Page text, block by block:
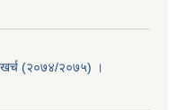
खर्च (२०७४/२०७५) ।